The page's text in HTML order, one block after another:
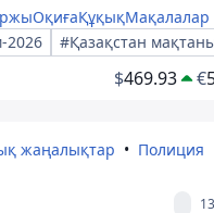
ОқиғаҚұқықМақалалар
2026
#Қазақстан
$469.93 €
жаңалықтар Полиция